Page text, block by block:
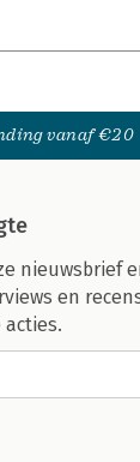
vanaf €20
nieuwsbrief
en